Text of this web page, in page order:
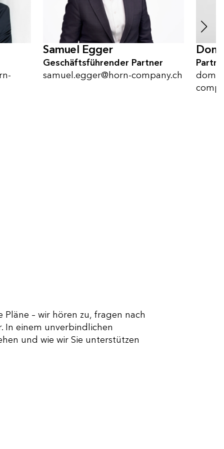
Samuel Egger
Geschäftsführender Partner
samuel.egger@horn-company.ch
– wir hören zu, fragen nach
In einem unverbindlichen
und wie wir Sie unterstützen